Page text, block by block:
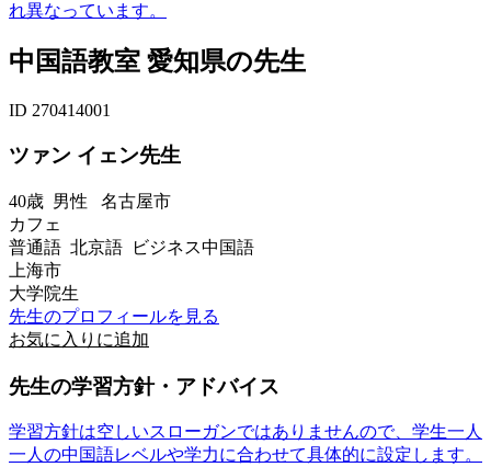
れ異なっています。
中国語教室 愛知県の先生
ID 270414001
ツァン イェン先生
40歳 男性 名古屋市
カフェ
普通語 北京語 ビジネス中国語
上海市
大学院生
先生のプロフィールを見る
お気に入りに追加
先生の学習方針・アドバイス
学習方針は空しいスローガンではありませんので、学生一人
一人の中国語レベルや学力に合わせて具体的に設定します。